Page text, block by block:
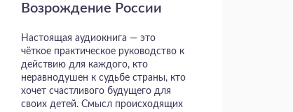
Возрождение России
Настоящая аудиокнига — это
чёткое практическое руководство к
действию для каждого, кто
неравнодушен к судьбе страны, кто
хочет счастливого будущего для
своих детей. Смысл происходящих